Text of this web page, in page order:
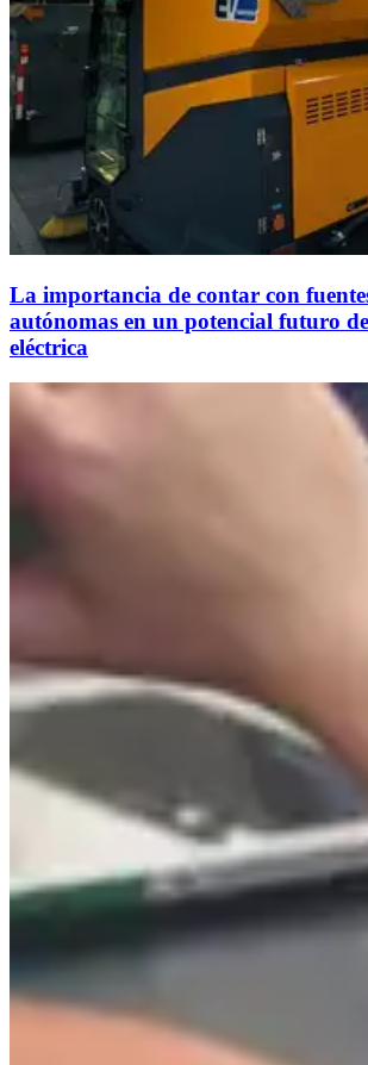
La importancia de contar con
autónomas en un potencial futuro
eléctrica